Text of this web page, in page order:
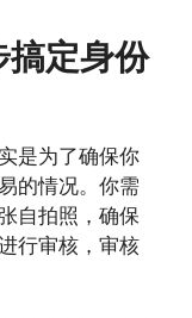
定身份
是为了确保你
的情况。你需
自拍照，确保
行审核，审核